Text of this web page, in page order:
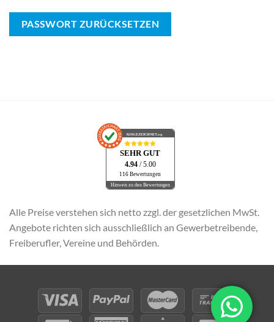
PASSWORT ZURÜCKSETZEN
AUSGEZEICHNET.org
SEHR GUT
4.94 / 5.00
116 Bewertungen
Hinweis zu den Bewertungen
Alle Preise verstehen sich netto zzgl. der gesetzlichen MwSt.
Angebote richten sich ausschließlich an Gewerbetreibende,
Freiberufler, Vereine und Behörden.